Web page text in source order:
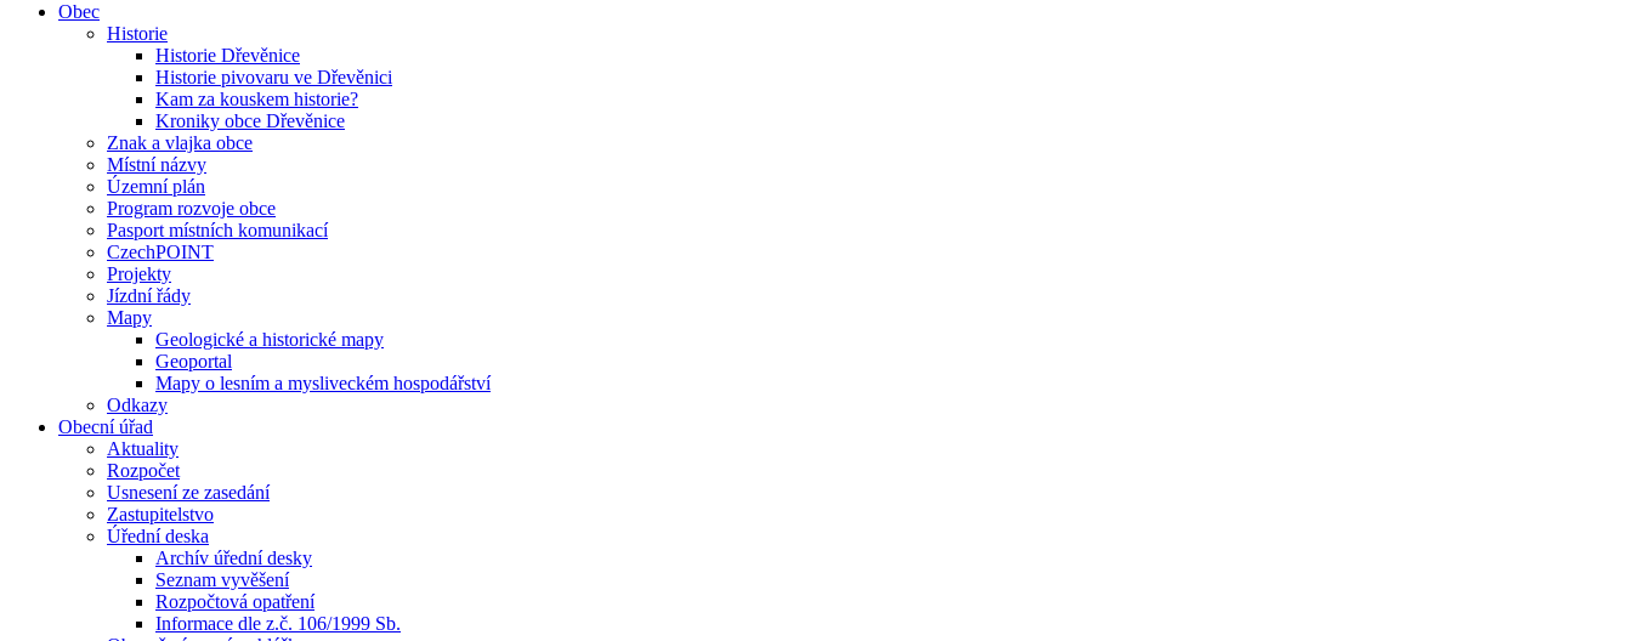
Obec
Historie
Historie Dřevěnice
Historie pivovaru ve Dřevěnici
Kam za kouskem historie?
Kroniky obce Dřevěnice
Znak a vlajka obce
Místní názvy
Územní plán
Program rozvoje obce
Pasport místních komunikací
CzechPOINT
Projekty
Jízdní řády
Mapy
Geologické a historické mapy
Geoportal
Mapy o lesním a mysliveckém hospodářství
Odkazy
Obecní úřad
Aktuality
Rozpočet
Usnesení ze zasedání
Zastupitelstvo
Úřední deska
Archív úřední desky
Seznam vyvěšení
Rozpočtová opatření
Informace dle z.č. 106/1999 Sb.